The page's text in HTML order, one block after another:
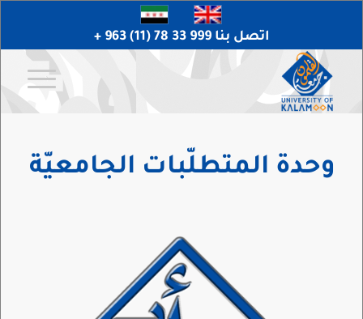
اتصل بنا 999 33 78 (11) 963 +
وحدة المتطلّبات الجامعيّة